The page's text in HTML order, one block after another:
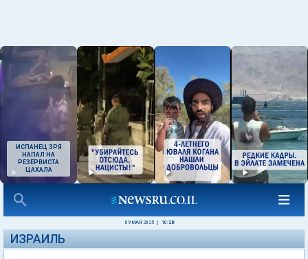
ИСПАНЕЦ ЗРЯ
НАПАЛ НА
РЕЗЕРВИСТА
ЦАХАЛА
09 МАЯ 2025 10:28
ИЗРАИЛЬ